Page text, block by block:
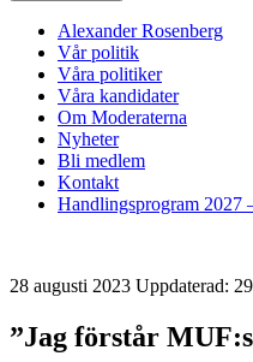
Alexander Rosenberg
Vår politik
Våra politiker
Våra kandidater
Om Moderaterna
Nyheter
Bli medlem
Kontakt
Handlingsprogram 2027
28 augusti 2023 Uppdaterad:
”Jag förstår